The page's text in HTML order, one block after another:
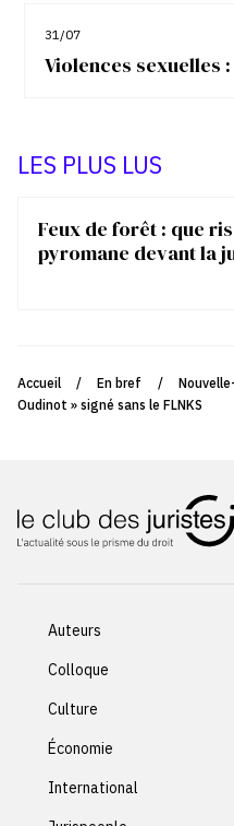
31/07
Violences sexuelles
LES PLUS LUS
Feux de forêt : que
pyromane devant la
Accueil / En bref /
Oudinot » signé sans le FLNKS
Auteurs
Colloque
Culture
Économie
International